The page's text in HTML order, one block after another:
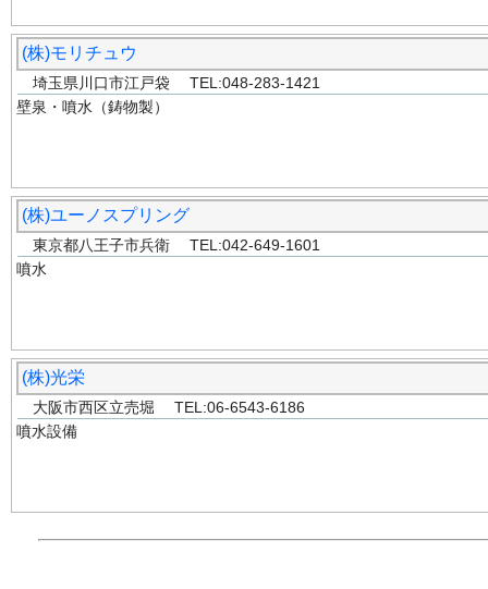
(株)モリチュウ
埼玉県川口市江戸袋 TEL:048-283-1421
壁泉・噴水（鋳物製）
(株)ユーノスプリング
東京都八王子市兵衛 TEL:042-649-1601
噴水
(株)光栄
大阪市西区立売堀 TEL:06-6543-6186
噴水設備